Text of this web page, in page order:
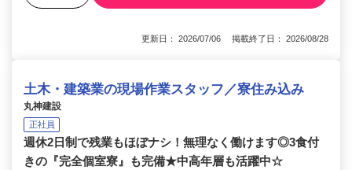
更新日： 2026/07/06 掲載終了日： 2026/08/28
土木・建築業の現場作業スタッフ／寮住み込み
丸神建設
正社員
週休2日制で残業もほぼナシ！無理なく働けます◎3食付
きの『完全個室寮』も完備★中高年層も活躍中☆